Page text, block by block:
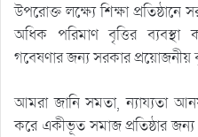
উপরোক্ত লক্ষ্যে শিক্ষা প্রতিষ্ঠানে
অধিক পরিমাণ বৃত্তির ব্যবস্থা
গবেষণার জন্য সরকার প্রয়োজনীয়
আমরা জানি সমতা, ন্যায্যতা
করে একীভূত সমাজ প্রতিষ্ঠার জন্য